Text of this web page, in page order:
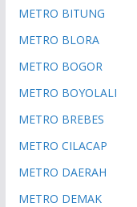
METRO BITUNG
METRO BLORA
METRO BOGOR
METRO BOYOLALI
METRO BREBES
METRO CILACAP
METRO DAERAH
METRO DEMAK